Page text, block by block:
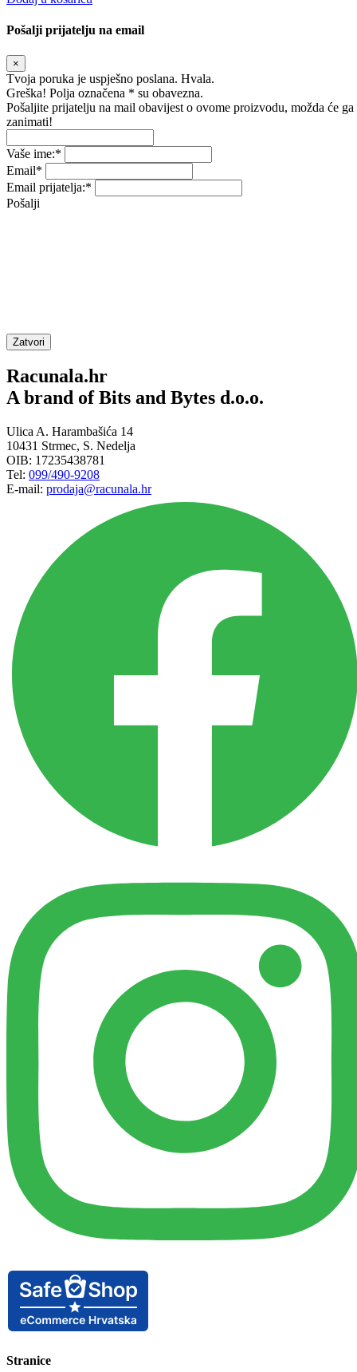
Pošalji prijatelju na email
×
Tvoja poruka je uspješno poslana. Hvala.
Greška! Polja označena * su obavezna.
Pošaljite prijatelju na mail obavijest o ovome proizvodu, možda će ga
zanimati!
Vaše ime:*
Email*
Email prijatelja:*
Pošalji
Zatvori
Racunala.hr
A brand of Bits and Bytes d.o.o.
Ulica A. Harambašića 14
10431 Strmec, S. Nedelja
OIB: 17235438781
Tel: 099/490-9208
E-mail: prodaja@racunala.hr
Stranice